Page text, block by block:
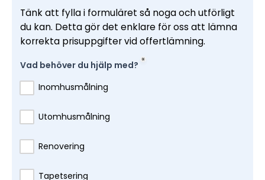
Tänk att fylla i formuläret så noga och utförligt
du kan. Detta gör det enklare för oss att lämna
korrekta prisuppgifter vid offertlämning.
Vad behöver du hjälp med?
Inomhusmålning
Utomhusmålning
Renovering
Tapetsering